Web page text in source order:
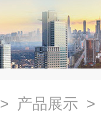
> 产品展示